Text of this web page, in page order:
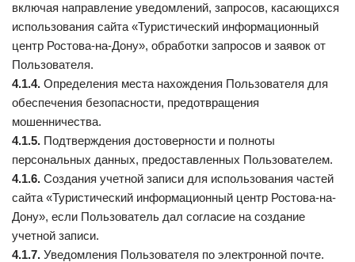
включая направление уведомлений, запросов, касающихся
использования сайта «Туристический информационный
центр Ростова-на-Дону», обработки запросов и заявок от
Пользователя.
4.1.4. Определения места нахождения Пользователя для
обеспечения безопасности, предотвращения
мошенничества.
4.1.5. Подтверждения достоверности и полноты
персональных данных, предоставленных Пользователем.
4.1.6. Создания учетной записи для использования частей
сайта «Туристический информационный центр Ростова-на-
Дону», если Пользователь дал согласие на создание
учетной записи.
4.1.7. Уведомления Пользователя по электронной почте.